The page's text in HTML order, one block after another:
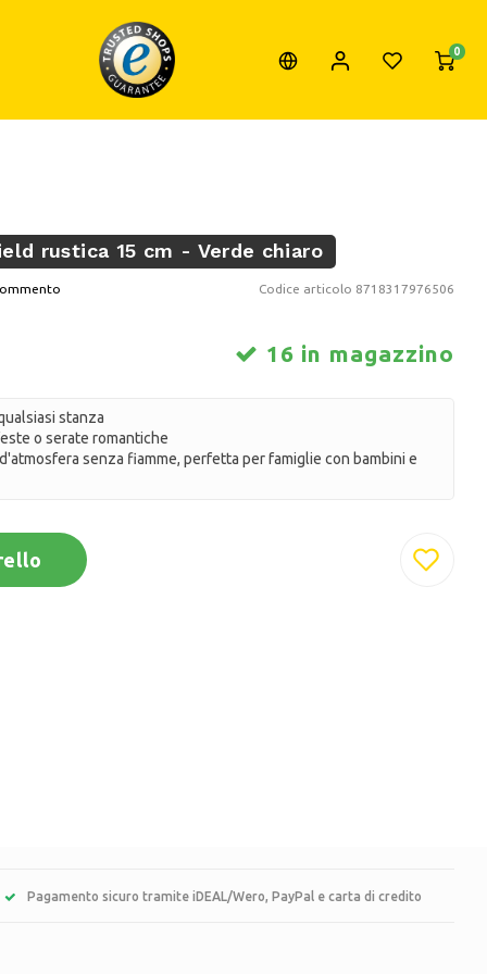
0
rustica 15 cm - Verde chiaro
Codice articolo 8718317976506
16 in magazzino
stanza
o serate romantiche
senza fiamme, perfetta per famiglie con bambini e
Pagamento sicuro tramite iDEAL/Wero, PayPal e carta di credito